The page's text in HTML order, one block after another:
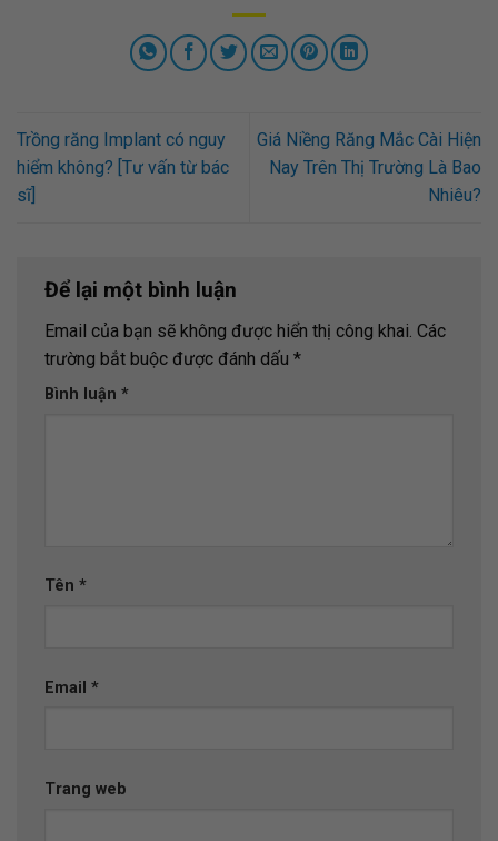
Trồng răng Implant có nguy
hiểm không? [Tư vấn từ bác
sĩ]
Giá Niềng Răng Mắc Cài Hiện
Nay Trên Thị Trường Là Bao
Nhiêu?
Để lại một bình luận
Email của bạn sẽ không được hiển thị công khai. Các
trường bắt buộc được đánh dấu *
Bình luận *
Tên *
Email *
Trang web